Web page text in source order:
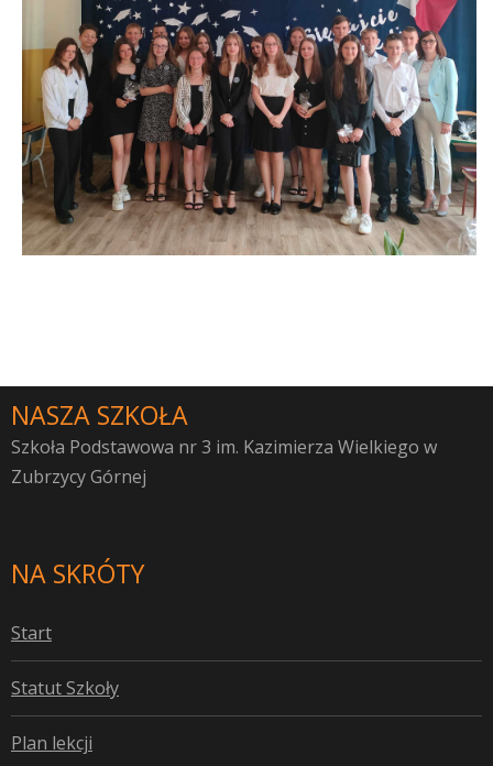
NASZA SZKOŁA
Szkoła Podstawowa nr 3 im. Kazimierza Wielkiego w
Zubrzycy Górnej
NA SKRÓTY
Start
Statut Szkoły
Plan lekcji